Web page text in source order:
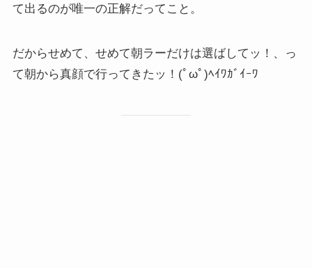
て出るのが唯一の正解だってこと。
だからせめて、せめて朝ラーだけは選ばしてッ！、っ
て朝から真顔で行ってきたッ！(ﾟωﾟ)ﾍｲﾜｶﾞｲｰﾜ